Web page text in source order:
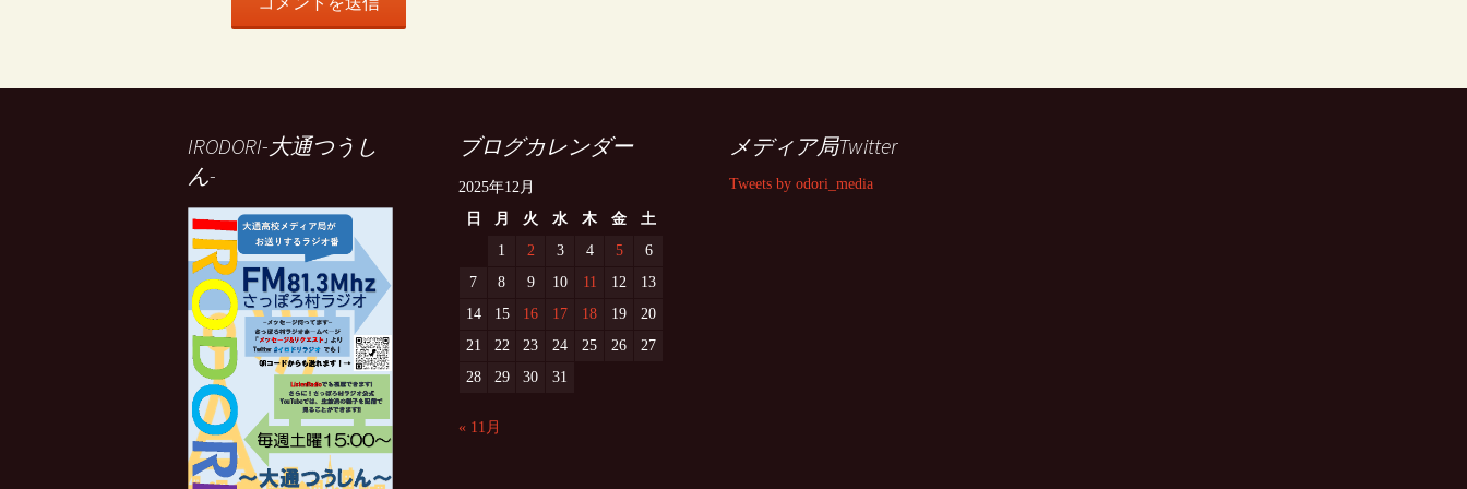
IRODORI-大通つうし
ん-
ブログカレンダー
2025年12月
日
月 火 水 木 金
土
1
2 3 4 5
6
7
8 9 10 11 12
13
14
15 16 17 18 19
20
21
22 23 24 25 26
27
28
29 30 31
« 11月
メディア局Twitter
Tweets by odori_media